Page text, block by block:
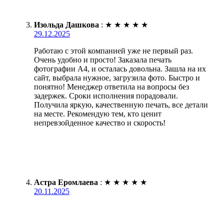
Изольда Дашкова : ★ ★ ★ ★ ★
29.12.2025
Работаю с этой компанией уже не первый раз.
Очень удобно и просто! Заказала печать
фотографии А4, и осталась довольна. Зашла на их
сайт, выбрала нужное, загрузила фото. Быстро и
понятно! Менеджер ответила на вопросы без
задержек. Сроки исполнения порадовали.
Получила яркую, качественную печать, все детали
на месте. Рекомендую тем, кто ценит
непревзойденное качество и скорость!
Астра Еромлаева : ★ ★ ★ ★ ★
20.11.2025